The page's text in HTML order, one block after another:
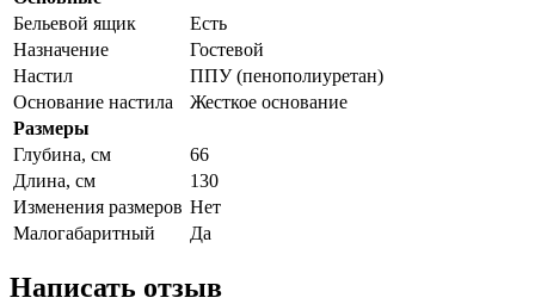
Бельевой ящик
Есть
Назначение
Гостевой
Настил
ППУ (пенополиуретан)
Основание настила
Жесткое основание
Размеры
Глубина, см
66
Длина, см
130
Изменения размеров Нет
Малогабаритный
Да
Написать отзыв